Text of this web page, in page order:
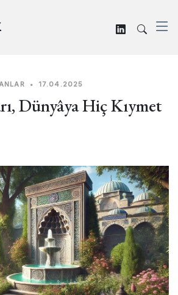
• 17.04.2025
Dünyâya Hiç Kıymet